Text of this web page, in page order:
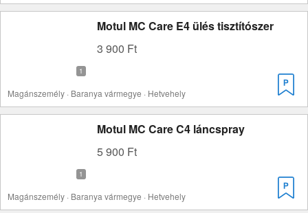
Motul MC Care E4 ülés tisztítószer
3 900 Ft
Magánszemély · Baranya vármegye · Hetvehely
Motul MC Care C4 láncspray
5 900 Ft
Magánszemély · Baranya vármegye · Hetvehely